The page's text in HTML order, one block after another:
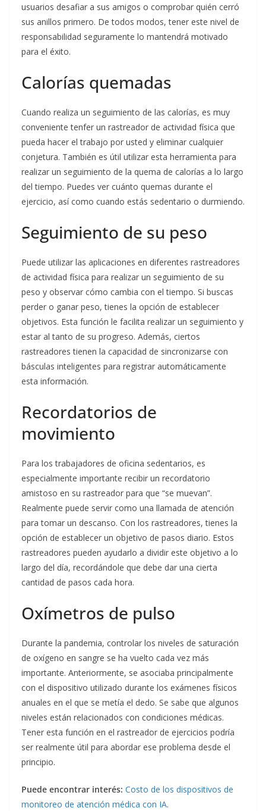
usuarios desafiar a sus amigos o comprobar quién cerró
sus anillos primero. De todos modos, tener este nivel de
responsabilidad seguramente lo mantendrá motivado
para el éxito.
Calorías quemadas
Cuando realiza un seguimiento de las calorías, es muy
conveniente tenfer un rastreador de actividad física que
pueda hacer el trabajo por usted y eliminar cualquier
conjetura. También es útil utilizar esta herramienta para
realizar un seguimiento de la quema de calorías a lo largo
del tiempo. Puedes ver cuánto quemas durante el
ejercicio, así como cuando estás sedentario o durmiendo.
Seguimiento de su peso
Puede utilizar las aplicaciones en diferentes rastreadores
de actividad física para realizar un seguimiento de su
peso y observar cómo cambia con el tiempo. Si buscas
perder o ganar peso, tienes la opción de establecer
objetivos. Esta función le facilita realizar un seguimiento y
estar al tanto de su progreso. Además, ciertos
rastreadores tienen la capacidad de sincronizarse con
básculas inteligentes para registrar automáticamente
esta información.
Recordatorios de
movimiento
Para los trabajadores de oficina sedentarios, es
especialmente importante recibir un recordatorio
amistoso en su rastreador para que “se muevan”.
Realmente puede servir como una llamada de atención
para tomar un descanso. Con los rastreadores, tienes la
opción de establecer un objetivo de pasos diario. Estos
rastreadores pueden ayudarlo a dividir este objetivo a lo
largo del día, recordándole que debe dar una cierta
cantidad de pasos cada hora.
Oxímetros de pulso
Durante la pandemia, controlar los niveles de saturación
de oxígeno en sangre se ha vuelto cada vez más
importante. Anteriormente, se asociaba principalmente
con el dispositivo utilizado durante los exámenes físicos
anuales en el que se metía el dedo. Se sabe que algunos
niveles están relacionados con condiciones médicas.
Tener esta función en el rastreador de ejercicios podría
ser realmente útil para abordar ese problema desde el
principio.
Puede encontrar interés: Costo de los dispositivos de
monitoreo de atención médica con IA.